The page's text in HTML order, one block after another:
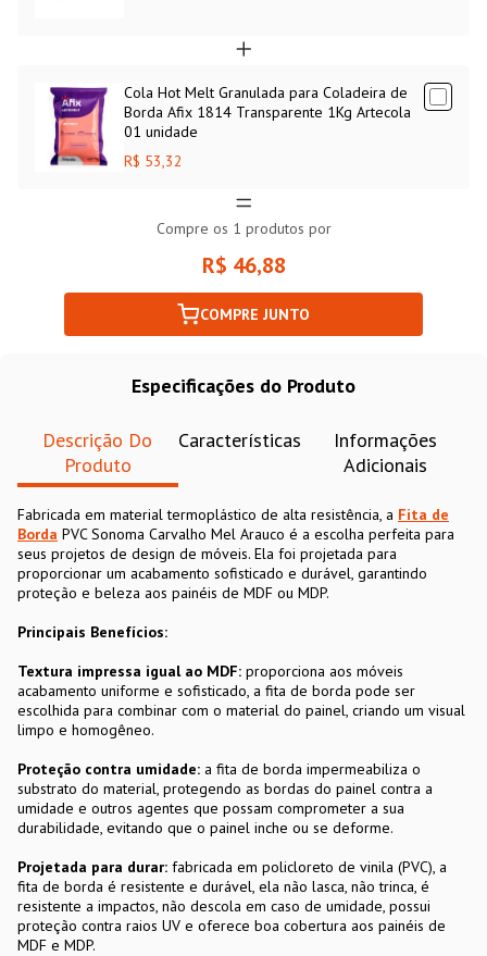
Cola Hot Melt Granulada para Coladeira de
Borda Afix 1814 Transparente 1Kg Artecola
01 unidade
R$ 53,32
Compre os 1 produtos por
R$ 46,88
COMPRE JUNTO
Especificações do Produto
Descrição Do
Produto
Características
Informações
Adicionais
Fabricada em material termoplástico de alta resistência, a Fita de
Borda PVC Sonoma Carvalho Mel Arauco é a escolha perfeita para
seus projetos de design de móveis. Ela foi projetada para
proporcionar um acabamento sofisticado e durável, garantindo
proteção e beleza aos painéis de MDF ou MDP.
Principais Benefícios:
Textura impressa igual ao MDF: proporciona aos móveis
acabamento uniforme e sofisticado, a fita de borda pode ser
escolhida para combinar com o material do painel, criando um visual
limpo e homogêneo.
Proteção contra umidade: a fita de borda impermeabiliza o
substrato do material, protegendo as bordas do painel contra a
umidade e outros agentes que possam comprometer a sua
durabilidade, evitando que o painel inche ou se deforme.
Projetada para durar: fabricada em policloreto de vinila (PVC), a
fita de borda é resistente e durável, ela não lasca, não trinca, é
resistente a impactos, não descola em caso de umidade, possui
proteção contra raios UV e oferece boa cobertura aos painéis de
MDF e MDP.